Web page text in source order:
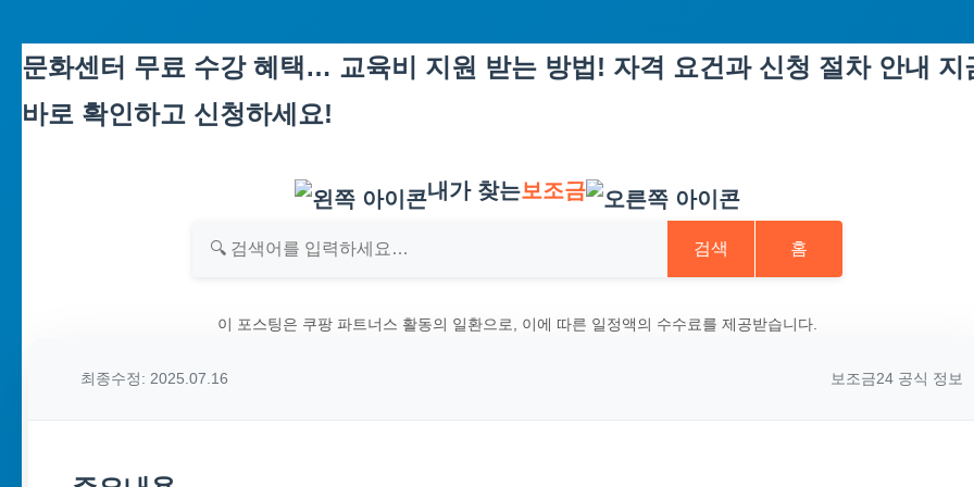
Skip
content
문화센터 무료 수강 혜택… 교육비 지원 받는 방법! 자격 요건과 신청 절차 안내 지
바로 확인하고 신청하세요!
내가 찾는보조금
검색 홈
이 포스팅은 쿠팡 파트너스 활동의 일환으로, 이에 따른 일정액의 수수료를 제공받습니다.
최종수정: 2025.07.16 보조금24 공식 정보